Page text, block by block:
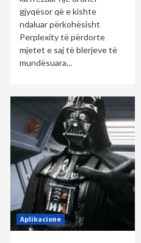
gjyqësor që e kishte
ndaluar përkohësisht
Perplexity të përdorte
mjetet e saj të blerjeve të
mundësuara...
Aplikacione